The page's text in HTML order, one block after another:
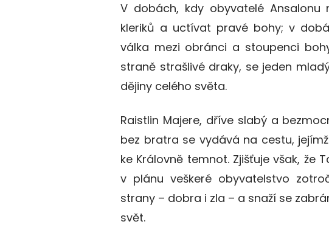
V dobách, kdy obyvatelé
kleriků a uctívat pravé bohy; v
válka mezi obránci a stoupenci
straně strašlivé draky, se jeden
dějiny celého světa.
Raistlin Majere, dříve slabý a
bez bratra se vydává na cestu,
ke Královně temnot. Zjišťuje však, že
v plánu veškeré obyvatelstvo
strany – dobra i zla – a snaží se
svět.